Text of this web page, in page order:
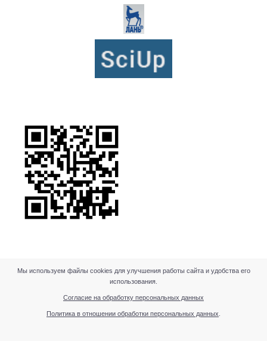
Мы используем файлы cookies для улучшения работы сайта и удобства его
использования.
Согласие на обработку персональных данных
Политика в отношении обработки персональных данных